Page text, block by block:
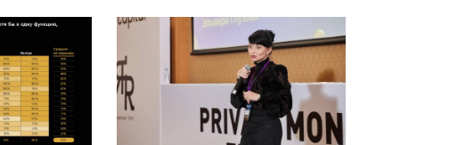
на рынке элитной
недвижимости